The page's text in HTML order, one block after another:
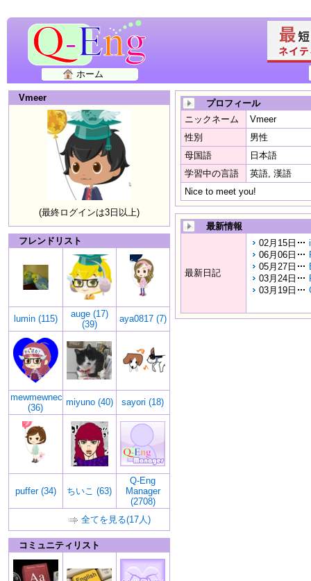
ホーム
Vmeer
(最終ログインは3日以上)
フレンドリスト
lumin (115)
auge (17)
(39)
aya0817 (7)
mewmewneco
(36)
miyuno (40) sayori (18)
puffer (34) ちいこ (63)
Q-Eng
Manager
(2708)
全てを見る(17人)
コミュニティリスト
プロフィール
ニックネーム
Vmeer
性別
男性
母国語
日本語
学習中の言語
英語, 漢語
Nice to meet you!
最新情報
最新日記
02月15日
06月06日
05月27日
03月24日
03月19日